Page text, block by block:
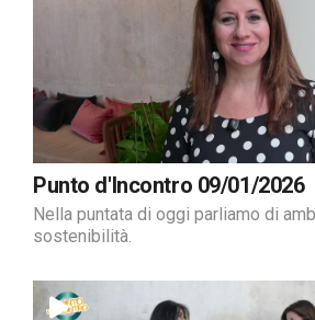
Punto d'Incontro 09/01/2026
Nella puntata di oggi parliamo di
sostenibilità.